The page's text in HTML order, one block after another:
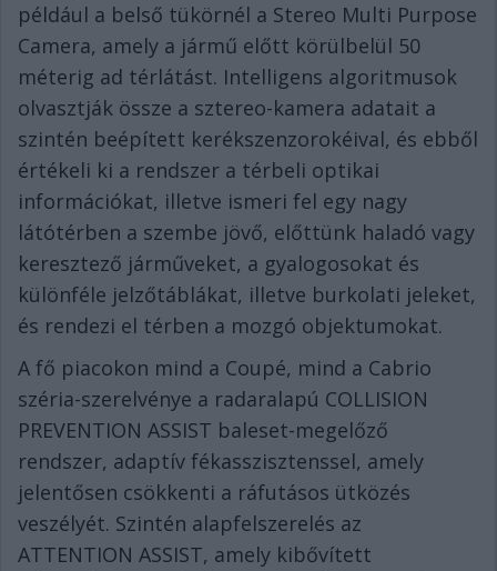
például a belső tükörnél a Stereo Multi Purpose
Camera, amely a jármű előtt körülbelül 50
méterig ad térlátást. Intelligens algoritmusok
olvasztják össze a sztereo-kamera adatait a
szintén beépített kerékszenzorokéival, és ebből
értékeli ki a rendszer a térbeli optikai
információkat, illetve ismeri fel egy nagy
látótérben a szembe jövő, előttünk haladó vagy
keresztező járműveket, a gyalogosokat és
különféle jelzőtáblákat, illetve burkolati jeleket,
és rendezi el térben a mozgó objektumokat.
A fő piacokon mind a Coupé, mind a Cabrio
széria-szerelvénye a radaralapú COLLISION
PREVENTION ASSIST baleset-megelőző
rendszer, adaptív fékasszisztenssel, amely
jelentősen csökkenti a ráfutásos ütközés
veszélyét. Szintén alapfelszerelés az
ATTENTION ASSIST, amely kibővített